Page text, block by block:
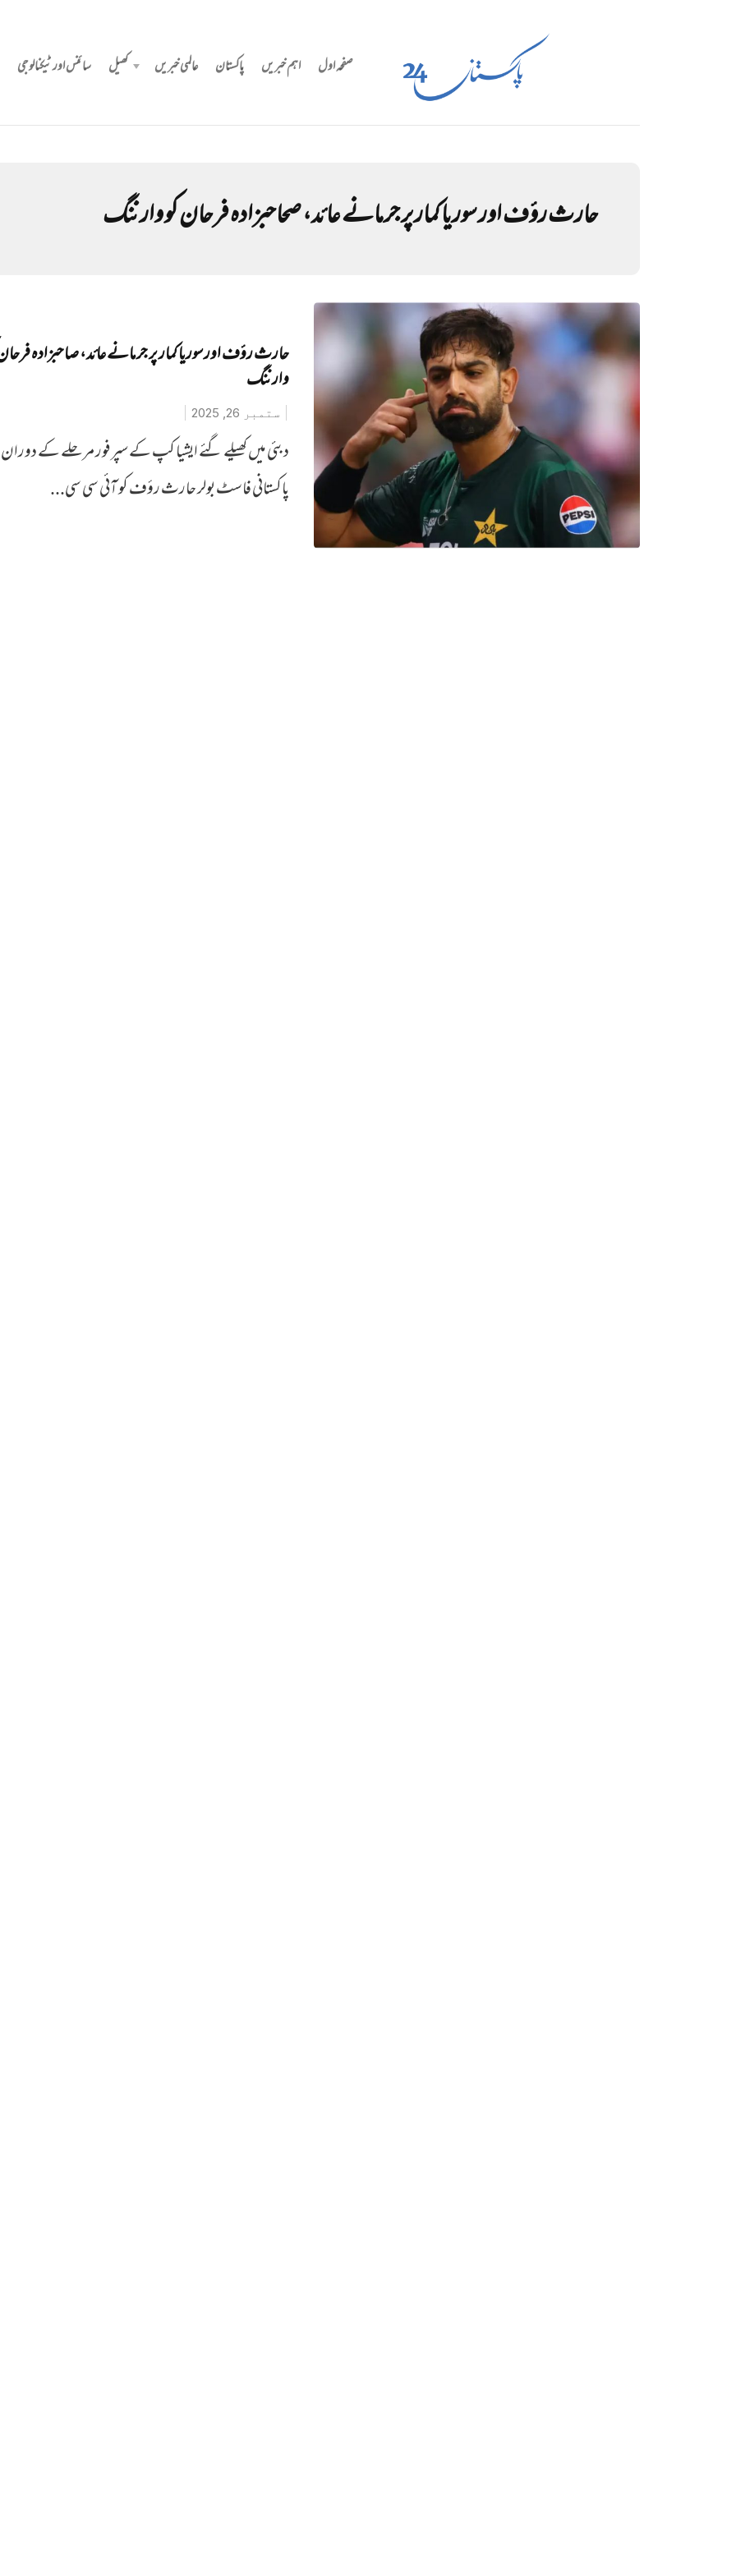
صفحہ اول اہم خبریں پاکستان عالمی خبریں کھیل سائنس اور ٹیکنالوجی
حارث رؤف اور سوریا کمار پر جرمانے عائد، صحاحبزادہ فرحان کو وارننگ
حارث رؤف اور سوریا کمار پر جرمانے عائد، صاحبزادہ
وارننگ
ستمبر 26, 2025
دبئی میں کھیلے گئے ایشیا کپ کے سپر فور مرحلے کے دوران
پاکستانی فاسٹ بولر حارث رؤف کو آئی سی سی...